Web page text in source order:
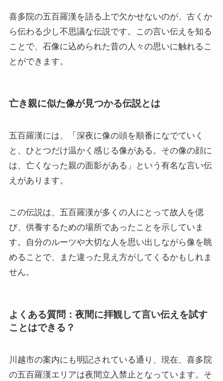
喜多院の五百羅漢を語る上で欠かせないのが、古くか
ら伝わる少し不思議な伝説です。この言い伝えを知る
ことで、石像に込められた昔の人々の思いに触れるこ
とができます。
亡き親に似た像が見つかる伝説とは
五百羅漢には、「深夜に像の頭を順番になでていく
と、ひとつだけ温かく感じる像がある。その像の顔に
は、亡くなった親の面影がある」という有名な言い伝
えがあります。
この伝説は、五百羅漢が多くの人にとって故人を偲
び、供養するための場所であったことを示していま
す。自分のルーツや大切な人を思い出しながら像を眺
めることで、また違った見え方がしてくるかもしれま
せん。
よくある質問：夜間に拝観して言い伝えを試す
ことはできる？
川越市の案内にも明記されている通り、現在、喜多院
の五百羅漢エリアは夜間立入禁止となっています。そ